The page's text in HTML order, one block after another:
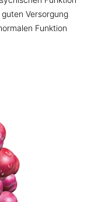
Versorgung
Funktion